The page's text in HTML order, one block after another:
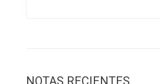
NOTAS RECIENTES